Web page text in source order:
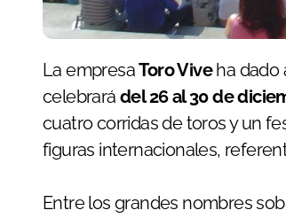
La empresaToro Viveha dado
celebrarádel 26 al 30 de
cuatro corridas de toros y un
figuras internacionales,
Entre los grandes nombres